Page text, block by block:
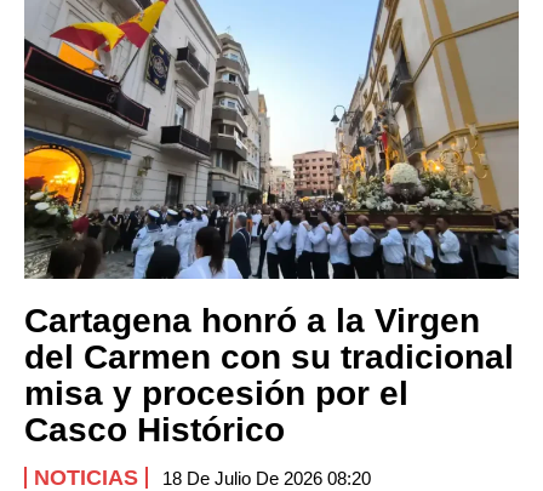
Cartagena honró a la Virgen
del Carmen con su tradicional
misa y procesión por el
Casco Histórico
NOTICIAS 18 De Julio De 2026 08:20